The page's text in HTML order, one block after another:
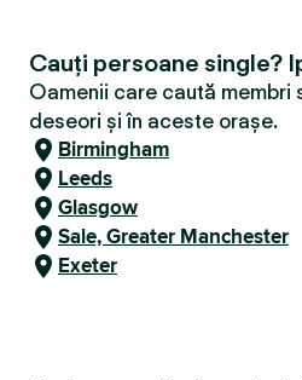
Cauți persoane single?
Oamenii care caută membri
deseori și în aceste orașe.
Birmingham
Leeds
Glasgow
Sale, Greater Manchester
Exeter